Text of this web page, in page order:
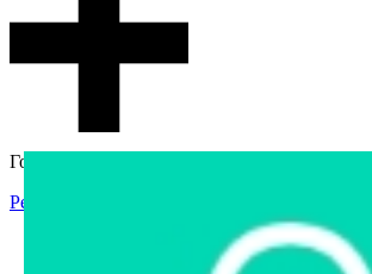
Гостевой доступ
Регистрация